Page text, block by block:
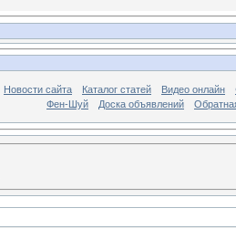
Новости сайта Каталог статей Видео онлайн
Фен-Шуй
Доска объявлений